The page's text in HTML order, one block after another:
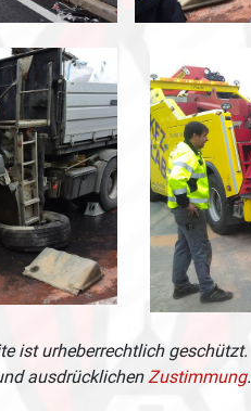
ist urheberrechtlich geschützt.
ausdrücklichenZustimmung.